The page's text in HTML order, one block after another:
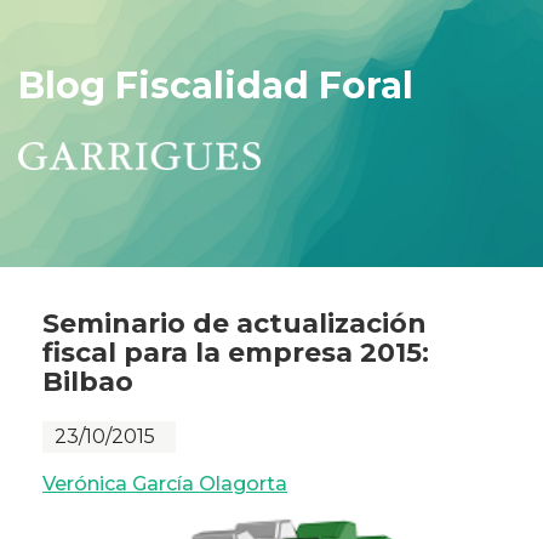
Blog Fiscalidad Foral
Seminario de actualización
fiscal para la empresa 2015:
Bilbao
23/10/2015
Verónica García Olagorta